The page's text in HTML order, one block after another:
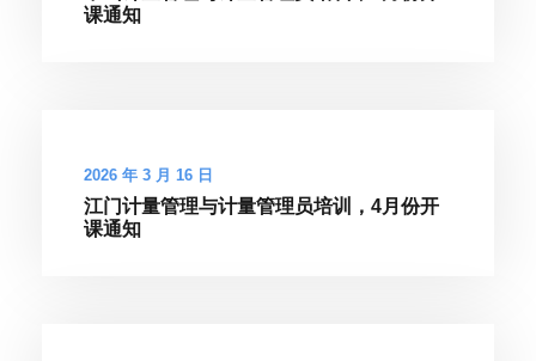
课通知
2026 年 3 月 16 日
江门计量管理与计量管理员培训，4月份开
课通知